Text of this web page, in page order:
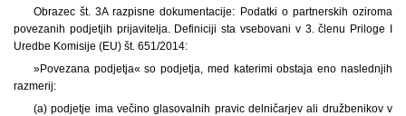
Obrazec št. 3A razpisne dokumentacije: Podatki o partnerskih oziroma
povezanih podjetjih prijavitelja. Definiciji sta vsebovani v 3. členu Priloge I
Uredbe Komisije (EU) št. 651/2014:
»Povezana podjetja« so podjetja, med katerimi obstaja eno naslednjih
razmerij:
(a) podjetje ima večino glasovalnih pravic delničarjev ali družbenikov v